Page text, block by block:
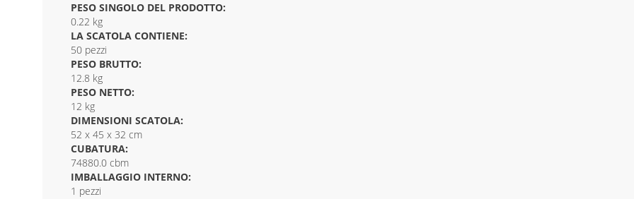
PESO SINGOLO DEL PRODOTTO:
0.22 kg
LA SCATOLA CONTIENE:
50 pezzi
PESO BRUTTO:
12.8 kg
PESO NETTO:
12 kg
DIMENSIONI SCATOLA:
52 x 45 x 32 cm
CUBATURA:
74880.0 cbm
IMBALLAGGIO INTERNO:
1 pezzi